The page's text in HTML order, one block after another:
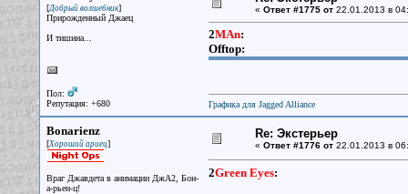
[Добрый волшебник]
Прирожденный Джаец
И тишина...
Пол:
Репутация: +680
« Ответ #1775 от22.01.2013 в
2MAn:
Offtop:
Графика для Jagged Alliance
Bonarienz
[Хороший ариец]
Враг Джавдета в анимации ДжА2, Бон-
а-рьен-ц!
Re: Экстерьер
« Ответ #1776 от22.01.2013 в
2Green Eyes: